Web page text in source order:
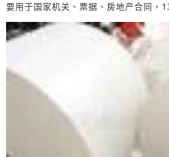
要用于国家机关、票据、房地产合同，